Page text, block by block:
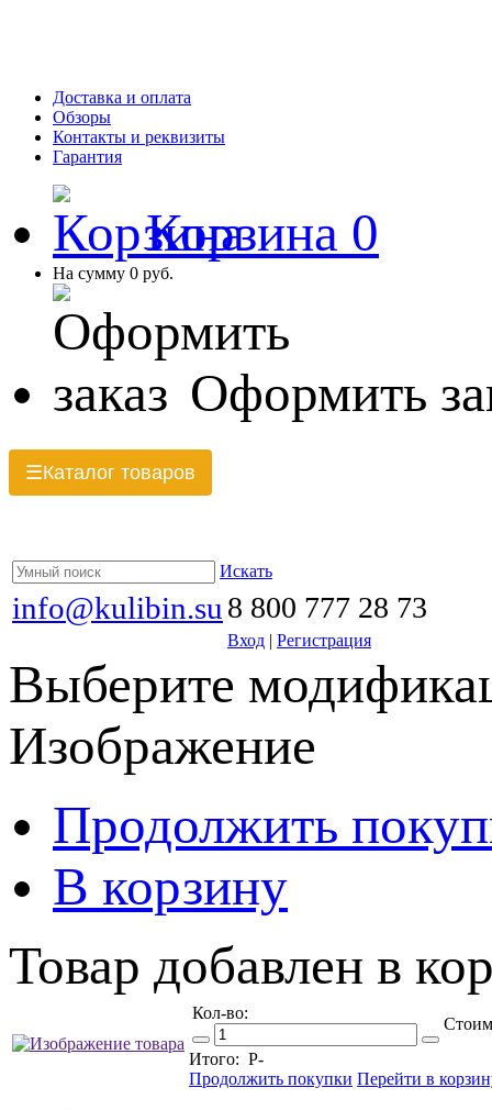
Доставка и оплата
Обзоры
Контакты и реквизиты
Гарантия
Корзина 0
На сумму 0 руб.
Оформить
☰Каталог товаров
Искать
info@kulibin.su 8 800 777 28 73
Вход | Регистрация
Выберите
Изображение
Продолжить
В корзину
Товар добавлен в
Кол-во:
Итого: Р-
Продолжить покупки Перейти в